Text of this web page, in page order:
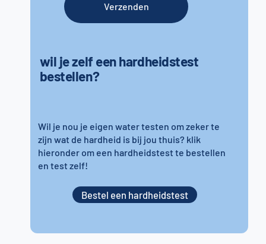
wil je zelf een hardheidstest
bestellen?
Wil je nou je eigen water testen om zeker te
zijn wat de hardheid is bij jou thuis? klik
hieronder om een hardheidstest te bestellen
en test zelf!
Verzenden
Bestel een hardheidstest